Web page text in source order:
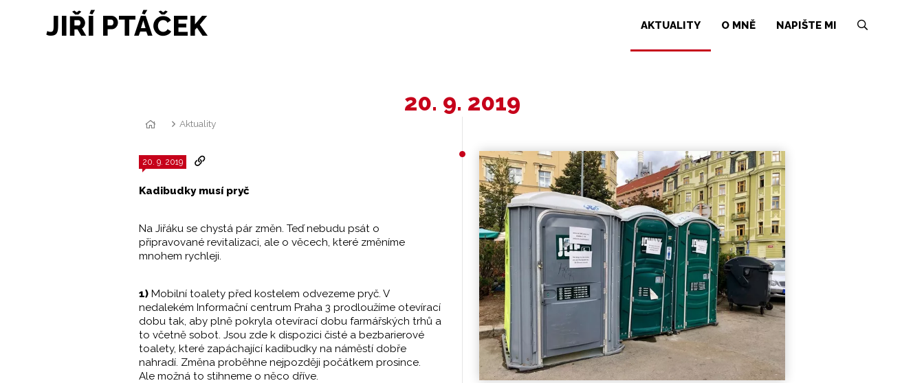
JIŘÍ PTÁČEK AKTUALITY O MNĚ NAPIŠTE MI
20. 9. 2019
Aktuality
20. 9. 2019
Kadibudky musí pryč
Na Jiřáku se chystá pár změn. Teď nebudu psát o
připravované revitalizaci, ale o věcech, které změníme
mnohem rychleji.
1) Mobilní toalety před kostelem odvezeme pryč. V
nedalekém Informační centrum Praha 3 prodloužíme otevírací
dobu tak, aby plně pokryla otevírací dobu farmářských trhů a
to včetně sobot. Jsou zde k dispozici čisté a bezbarierové
toalety, které zapáchající kadibudky na náměstí dobře
nahradí. Změna proběhne nejpozději počátkem prosince.
Ale možná to stihneme o něco dříve.